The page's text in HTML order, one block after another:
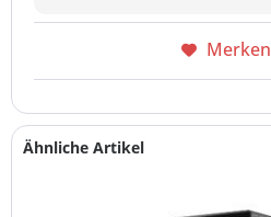
Merken
Ähnliche Artikel